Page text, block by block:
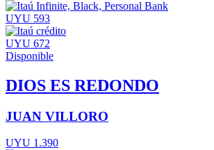
UYU 593
UYU 672
Disponible
DIOS ES REDONDO
JUAN VILLORO
UYU 1.390